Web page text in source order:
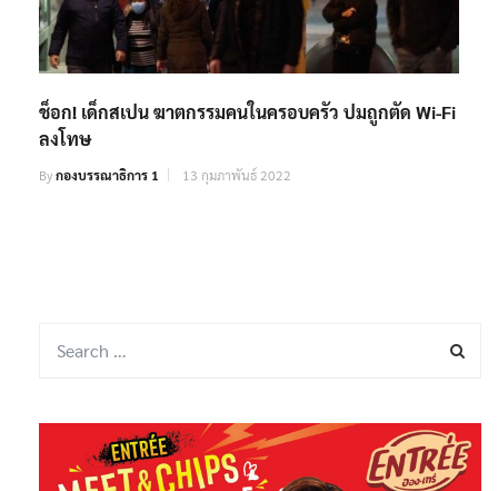
ช็อก! เด็กสเปน ฆาตกรรมคนในครอบครัว ปมถูกตัด Wi-Fi
ลงโทษ
Byกองบรรณาธิการ 1 13 กุมภาพันธ์ 2022